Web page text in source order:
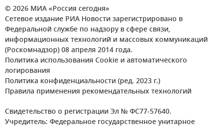
© 2026 МИА «Россия сегодня»
Сетевое издание РИА Новости зарегистрировано в
Федеральной службе по надзору в сфере связи,
информационных технологий и массовых коммуникаций
(Роскомнадзор) 08 апреля 2014 года.
Политика использования Cookie и автоматического
логирования
Политика конфиденциальности (ред. 2023 г.)
Правила применения рекомендательных технологий
Свидетельство о регистрации Эл № ФС77-57640.
Учредитель: Федеральное государственное унитарное